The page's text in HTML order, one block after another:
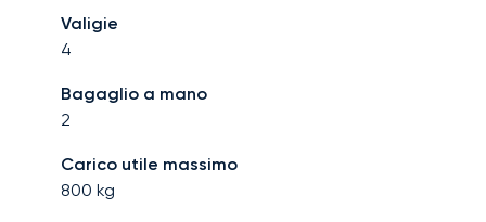
Valigie
4
Bagaglio a mano
2
Carico utile massimo
800 kg